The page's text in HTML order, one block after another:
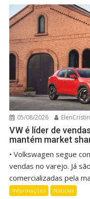
05/08/2026
VW é líder de
mantém market
• Volkswagen segue
vendas no varejo. Já
comercializadas pela
Informações Notícias